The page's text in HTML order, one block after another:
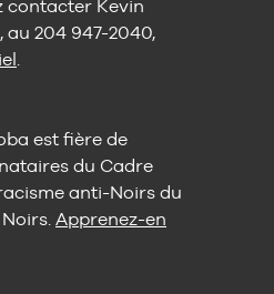
contacter Kevin
204 947-2040,
.
est fière de
du Cadre
anti-Noirs du
Apprenez-en